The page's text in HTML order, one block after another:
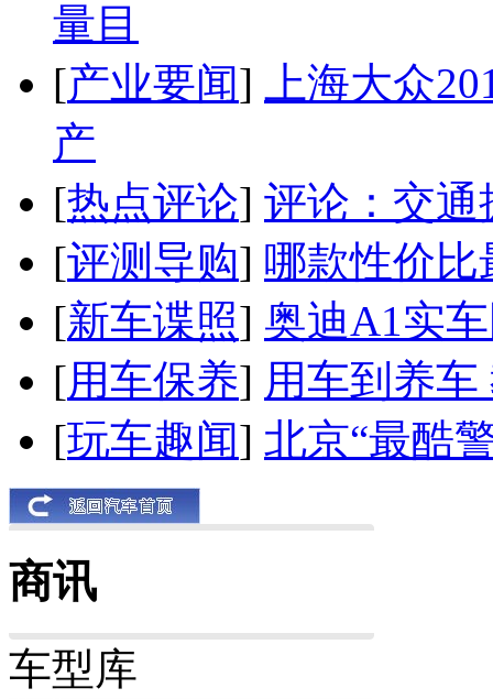
量目
[产业要闻]
上海大众
产
[热点评论] 评论：交通
[评测导购] 哪款性价比
[新车谍照] 奥迪A1实
[用车保养] 用车到养
[玩车趣闻] 北京“最酷
商讯
车型库